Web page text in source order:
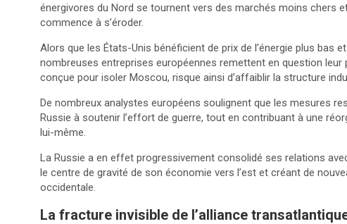
énergivores du Nord se tournent vers des marchés moins chers
commence à s’éroder.
Alors que les États-Unis bénéficient de prix de l’énergie plus bas
nombreuses entreprises européennes remettent en question
conçue pour isoler Moscou, risque ainsi d’affaiblir la structure
De nombreux analystes européens soulignent que les mesures
Russie à soutenir l’effort de guerre, tout en contribuant à une
lui-même.
La Russie a en effet progressivement consolidé ses relations
le centre de gravité de son économie vers l’est et créant de
occidentale.
La fracture invisible de l’alliance